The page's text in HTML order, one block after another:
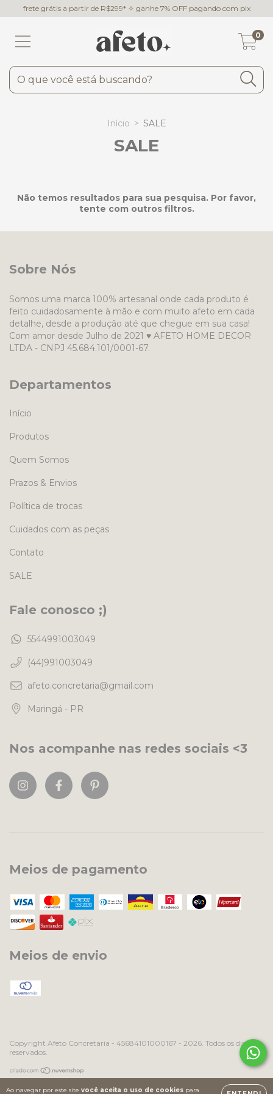
frete grátis a partir de R$299* ✧ ganhe 7% OFF pagando com pix
0
Ao navegar por este site você aceita o uso de cookies para
Início > SALE
SALE
Não temos resultados para sua pesquisa. Por favor,
tente com outros filtros.
Sobre Nós
Somos uma marca 100% artesanal onde cada produto é
feito cuidadosamente à mão e com muito afeto em cada
detalhe, desde a produção até que chegue em sua casa!
Com amor desde Julho de 2021 ♥ AFETO HOME DECOR
LTDA - CNPJ 45.684.101/0001-67.
Departamentos
Início
Produtos
Quem Somos
Prazos & Envios
Política de trocas
Cuidados com as peças
Contato
SALE
Fale conosco ;)
5544991003049
(44)991003049
afeto.concretaria@gmail.com
Maringá - PR
Nos acompanhe nas redes sociais <3
Meios de pagamento
Meios de envio
Copyright Afeto Concretaria - 45684101000167 - 2026. Todos os direitos
reservados.